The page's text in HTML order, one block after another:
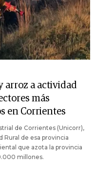
arroz a actividad
más
en Corrientes
de Corrientes (Unicorr),
Rural de esa provincia
que azota la provincia
millones.